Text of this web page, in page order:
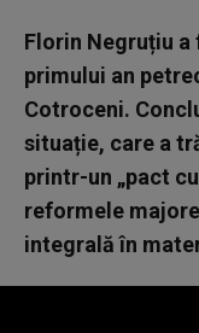
Florin Negruțiu
primului an
Cotroceni.
situație, care a
printr-un „pact
reformele
integrală în